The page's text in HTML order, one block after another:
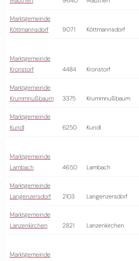
Marktgemeinde
Köttmannsdorf
9071 Köttmannsdorf
Marktgemeinde
Kronstorf
4484 Kronstorf
Marktgemeinde
Krummnußbaum
3375 Krummnußbaum
Marktgemeinde
Kundl
6250 Kundl
Marktgemeinde
Lambach
4650 Lambach
Marktgemeinde
Langenzersdorf
2103 Langenzersdorf
Marktgemeinde
Lanzenkirchen
2821 Lanzenkirchen
Marktgemeinde